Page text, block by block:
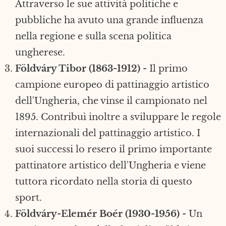
Attraverso le sue attività politiche e
pubbliche ha avuto una grande influenza
nella regione e sulla scena politica
ungherese.
Földváry Tibor (1863-1912) - Il primo
campione europeo di pattinaggio artistico
dell'Ungheria, che vinse il campionato nel
1895. Contribuì inoltre a sviluppare le regole
internazionali del pattinaggio artistico. I
suoi successi lo resero il primo importante
pattinatore artistico dell'Ungheria e viene
tuttora ricordato nella storia di questo
sport.
Földváry-Elemér Boér (1930-1956) - Un